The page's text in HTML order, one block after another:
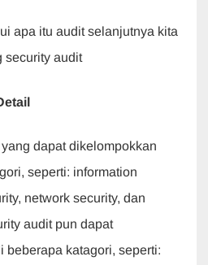
apa itu audit selanjutnya kita
security audit
dapat dikelompokkan
seperti: information
network security, dan
audit pun dapat
beberapa katagori, seperti: